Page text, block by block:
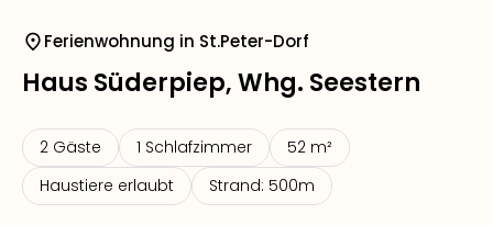
Ferienwohnung in St.Peter-Dorf
Haus Süderpiep, Whg. Seestern
2 Gäste 1 Schlafzimmer
52 m²
Haustiere erlaubt
Strand: 500m